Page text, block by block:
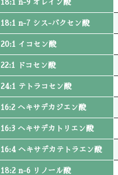
18:1 n-9 オレイン酸
18:1 n-7 シス-バクセン酸
20:1 イコセン酸
22:1 ドコセン酸
24:1 テトラコセン酸
16:2 ヘキサデカジエン酸
16:3 ヘキサデカトリエン酸
16:4 ヘキサデカテトラエン酸
18:2 n-6 リノール酸